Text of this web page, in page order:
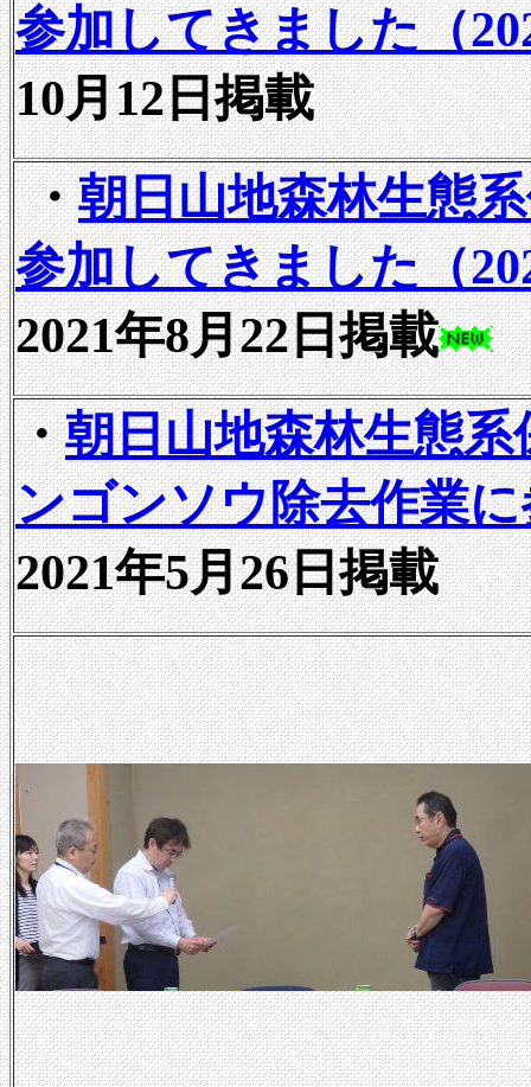
参加してきました（
10月12日掲載
・朝日山地森林生態
参加してきました（
2021年8月22日掲載
・朝日山地森林生態
ンゴンソウ除去作業
2021年5月26日掲載